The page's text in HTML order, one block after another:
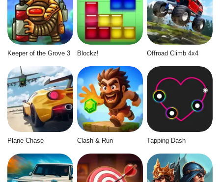
Keeper of the Grove 3 Blockz! Offroad Climb 4x4
Plane Chase Clash & Run Tapping Dash